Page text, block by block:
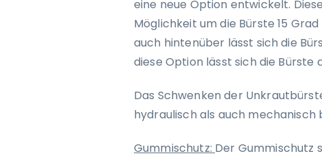
eine neue Option entwickelt.
Möglichkeit um die Bürste 15
auch hintenüber lässt sich die
diese Option lässt sich die Bürste
Das Schwenken der
hydraulisch als auch mechanisch
Gummischutz: Der Gummischutz